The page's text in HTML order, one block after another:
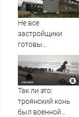
констатирует
смену настроений
» PolitCentr-NEWS
Не все
застройщики
готовы
участвовать в
расселении
«авариек» в
Мурманске
Так ли это:
троянский конь
был военной